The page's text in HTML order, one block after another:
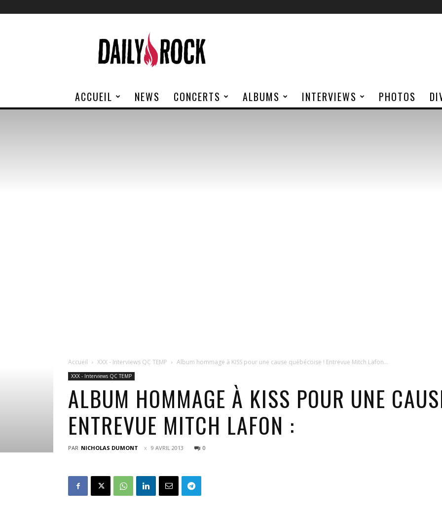
Rock
ACCUEIL NEWS CONCERTS ALBUMS INTERVIEWS PHOTOS
Accueil XXX - Interviews QC TEMP Album hommage à KISS pour une cause québécoise ! Entrevue Mitch Lafon...
XXX - Interviews QC TEMP
ALBUM HOMMAGE À KISS POUR UNE
ENTREVUE MITCH LAFON :
PAR NICHOLAS DUMONT 9 AVRIL 2013 0